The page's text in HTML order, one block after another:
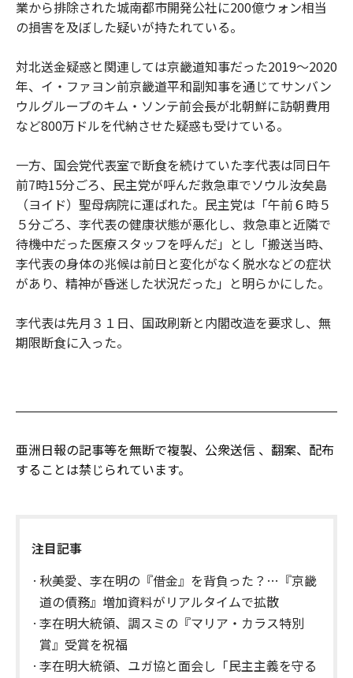
業から排除された城南都市開発公社に200億ウォン相当
の損害を及ぼした疑いが持たれている。
対北送金疑惑と関連しては京畿道知事だった2019～2020
年、イ・ファヨン前京畿道平和副知事を通じてサンバン
ウルグループのキム・ソンテ前会長が北朝鮮に訪朝費用
など800万ドルを代納させた疑惑も受けている。
一方、国会党代表室で断食を続けていた李代表は同日午
前7時15分ごろ、民主党が呼んだ救急車でソウル汝矣島
（ヨイド）聖母病院に運ばれた。民主党は「午前６時５
５分ごろ、李代表の健康状態が悪化し、救急車と近隣で
待機中だった医療スタッフを呼んだ」とし「搬送当時、
李代表の身体の兆候は前日と変化がなく脱水などの症状
があり、精神が昏迷した状況だった」と明らかにした。
李代表は先月３１日、国政刷新と内閣改造を要求し、無
期限断食に入った。
亜洲日報の記事等を無断で複製、公衆送信 、翻案、配布
することは禁じられています。
注目記事
秋美愛、李在明の『借金』を背負った？…『京畿
道の債務』増加資料がリアルタイムで拡散
李在明大統領、調スミの『マリア・カラス特別
賞』受賞を祝福
李在明大統領、ユガ協と面会し「民主主義を守る